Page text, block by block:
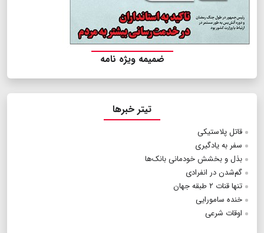
ضمیمه ویژه نامه
تیتر خبرها
قاتل پلاستیکی
سفر به یادگیری
بذل و بخشش خودمانی بانک‌ها
گم‌شدن در انفرادی
تنها قنات ۲ طبقه جهان
خنده سامورایی
اوقات شرعی